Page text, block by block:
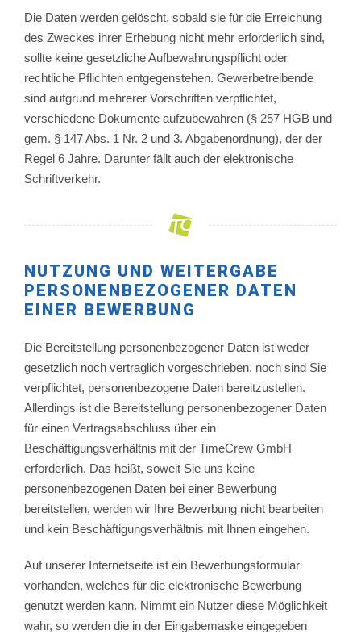
Die Daten werden gelöscht, sobald sie für die Erreichung
des Zweckes ihrer Erhebung nicht mehr erforderlich sind,
sollte keine gesetzliche Aufbewahrungspflicht oder
rechtliche Pflichten entgegenstehen. Gewerbetreibende
sind aufgrund mehrerer Vorschriften verpflichtet,
verschiedene Dokumente aufzubewahren (§ 257 HGB und
gem. § 147 Abs. 1 Nr. 2 und 3. Abgabenordnung), der der
Regel 6 Jahre. Darunter fällt auch der elektronische
Schriftverkehr.
NUTZUNG UND WEITERGABE
PERSONENBEZOGENER DATEN
EINER BEWERBUNG
Die Bereitstellung personenbezogener Daten ist weder
gesetzlich noch vertraglich vorgeschrieben, noch sind Sie
verpflichtet, personenbezogene Daten bereitzustellen.
Allerdings ist die Bereitstellung personenbezogener Daten
für einen Vertragsabschluss über ein
Beschäftigungsverhältnis mit der TimeCrew GmbH
erforderlich. Das heißt, soweit Sie uns keine
personenbezogenen Daten bei einer Bewerbung
bereitstellen, werden wir Ihre Bewerbung nicht bearbeiten
und kein Beschäftigungsverhältnis mit Ihnen eingehen.
Auf unserer Internetseite ist ein Bewerbungsformular
vorhanden, welches für die elektronische Bewerbung
genutzt werden kann. Nimmt ein Nutzer diese Möglichkeit
wahr, so werden die in der Eingabemaske eingegeben